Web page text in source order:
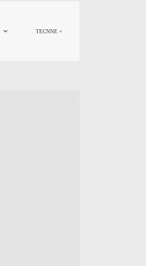
TECNNE +